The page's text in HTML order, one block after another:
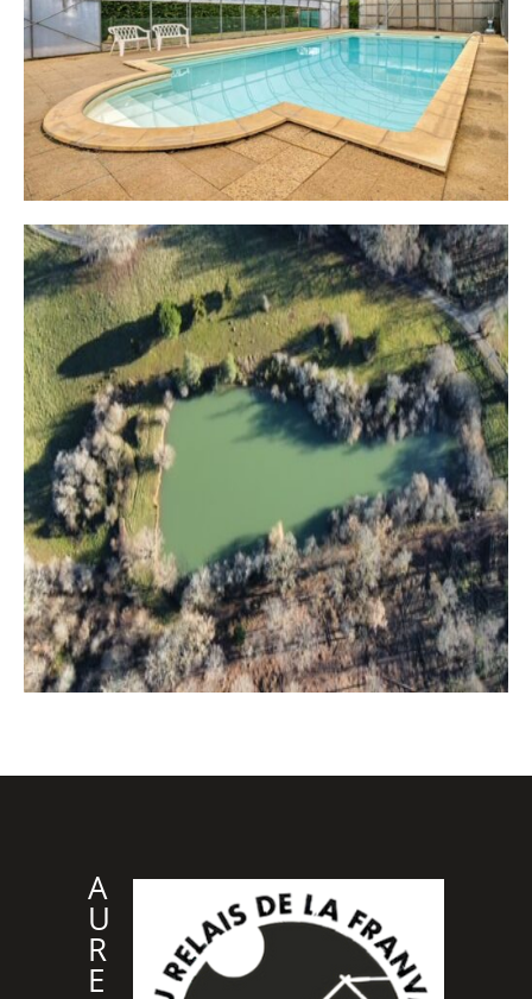
A
U
R
E